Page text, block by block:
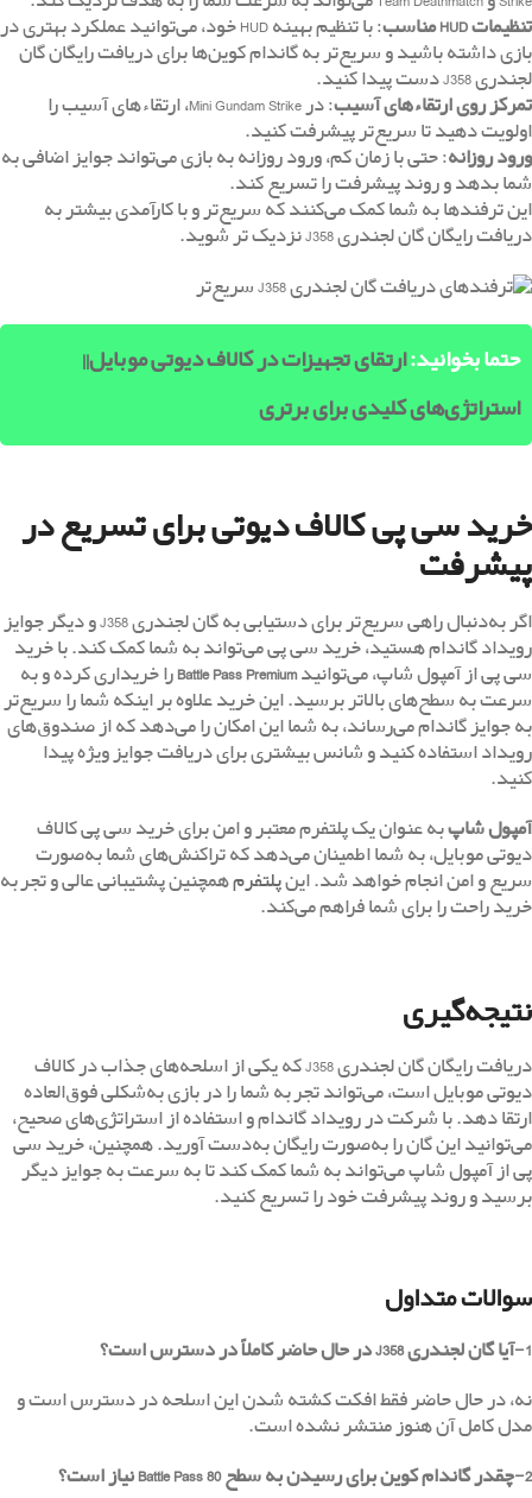
تنظیمات
مناسب
: با تنظیم بهینه HUD خود، می‌توانید عملکرد بهتری در
بازی داشته باشید و سریع‌تر به گاندام کوین‌ها برای دریافت رایگان گان
لجندری J358 دست پیدا کنید.
تمرکز روی ارتقاء‌های آسیب
: در Mini Gundam Strike، ارتقاء‌های آسیب را
اولویت دهید تا سریع‌تر پیشرفت کنید.
ورود روزانه: حتی با زمان کم، ورود روزانه به بازی می‌تواند جوایز اضافی به
شما بدهد و روند پیشرفت را تسریع کند.
این ترفندها به شما کمک می‌کنند که سریع‌تر و با کارآمدی بیشتر به
دریافت رایگان گان لجندری J358 نزدیک تر شوید.
حتما بخوانید:ارتقای تجهیزات در کالاف دیوتی موبایل||
استراتژی‌های کلیدی برای برتری
خرید سی پی کالاف دیوتی برای تسریع در
پیشرفت
اگر به‌دنبال راهی سریع‌تر برای دستیابی به گان لجندری J358 و دیگر جوایز
رویداد گاندام هستید، خرید سی پی می‌تواند به شما کمک کند. با خرید
سی پی از آمپول شاپ، می‌توانیدBattle Pass Premiumرا خریداری کرده و به
سرعت به سطح‌های بالاتر برسید. این خرید علاوه بر اینکه شما را سریع‌تر
به جوایز گاندام می‌رساند، به شما این امکان را می‌دهد که از صندوق‌های
رویداد استفاده کنید و شانس بیشتری برای دریافت جوایز ویژه پیدا
کنید.
آمپول شاپبه عنوان یک پلتفرم معتبر و امن برای خرید سی پی کالاف
دیوتی موبایل، به شما اطمینان می‌دهد که تراکنش‌های شما به‌صورت
سریع و امن انجام خواهد شد. اینپلتفرمهمچنین پشتیبانی عالی و تجربه
خرید راحت را برای شما فراهم می‌کند.
نتیجه‌گیری
دریافت رایگان گان لجندری J358 که یکی از اسلحه‌های جذاب در کالاف
دیوتی موبایل است، می‌تواند تجربه شما را در بازی به‌شکلی فوق‌العاده
ارتقا دهد. با شرکت در رویداد گاندام و استفاده از استراتژی‌های صحیح،
می‌توانید این گان را به‌صورت رایگان به‌دست آورید. همچنین، خرید سی
پی از آمپول شاپ می‌تواند به شما کمک کند تا به سرعت به جوایز دیگر
برسید و روند پیشرفت خود را تسریع کنید.
سوالات متداول
1-آیا گان لجندری J358 در حال حاضر کاملاً در دسترس است؟
نه، در حال حاضر فقط افکت کشته شدن این اسلحه در دسترس است و
مدل کامل آن هنوز منتشر نشده است.
2-چقدر گاندام کوین برای رسیدن به سطح 80 Battle Pass نیاز است؟